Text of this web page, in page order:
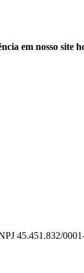
em nosso site
45.451.832/